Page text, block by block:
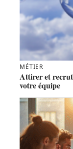
MÉTIER
Attirer et
votre équipe